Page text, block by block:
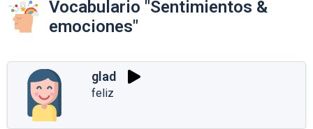
Vocabulario "Sentimientos &
emociones"
glad
feliz